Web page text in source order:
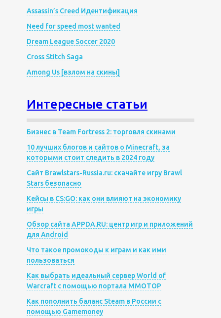
Assassin’s Creed Идентификация
Need for speed most wanted
Dream League Soccer 2020
Cross Stitch Saga
Among Us [взлом на скины]
Интересные статьи
Бизнес в Team Fortress 2: торговля скинами
10 лучших блогов и сайтов о Minecraft, за
которыми стоит следить в 2024 году
Сайт Brawlstars-Russia.ru: скачайте игру Brawl
Stars безопасно
Кейсы в CS:GO: как они влияют на экономику
игры
Обзор сайта APPDA.RU: центр игр и приложений
для Android
Что такое промокоды к играм и как ими
пользоваться
Как выбрать идеальный сервер World of
Warcraft с помощью портала MMOTOP
Как пополнить баланс Steam в России с
помощью Gamemoney